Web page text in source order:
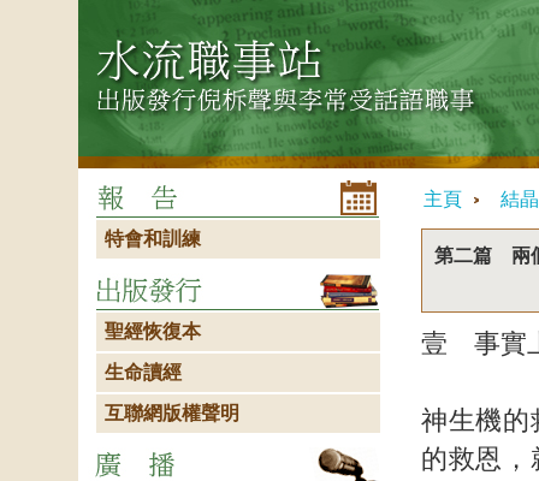
主頁 結
第二篇 兩
壹 事實
神生機的
的救恩，
特會和訓練
聖經恢復本
生命讀經
互聯網版權聲明